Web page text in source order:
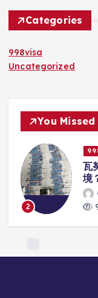
Categories
998visa
Uncategorized
You Missed
2
瓦
境